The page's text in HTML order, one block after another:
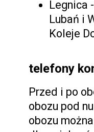
Legnica
Lubań i
Koleje
telefony
Przed i po
obozu pod
obozu